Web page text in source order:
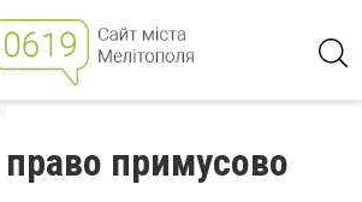
примусово